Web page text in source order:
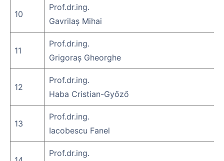
10
Prof.dr.ing.
Gavrilaş Mihai
11
Prof.dr.ing.
Grigoraș Gheorghe
12
Prof.dr.ing.
Haba Cristian-Győző
13
Prof.dr.ing.
Iacobescu Fanel
Prof.dr.ing.